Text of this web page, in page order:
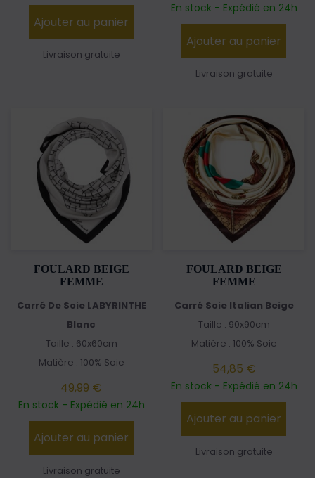
Ajouter au panier
Livraison gratuite
En stock - Expédié en 24h
Ajouter au panier
Livraison gratuite
FOULARD BEIGE
FEMME
Carré De Soie LABYRINTHE
Blanc
Taille : 60x60cm
Matière : 100% Soie
49,99 €
En stock - Expédié en 24h
Ajouter au panier
Livraison gratuite
FOULARD BEIGE
FEMME
Carré Soie Italian Beige
Taille : 90x90cm
Matière : 100% Soie
54,85 €
En stock - Expédié en 24h
Ajouter au panier
Livraison gratuite